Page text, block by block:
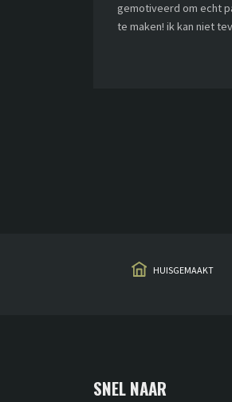
gemotiveerd om echt
te maken! ik kan niet
HUISGEMAAKT
SNEL NAAR